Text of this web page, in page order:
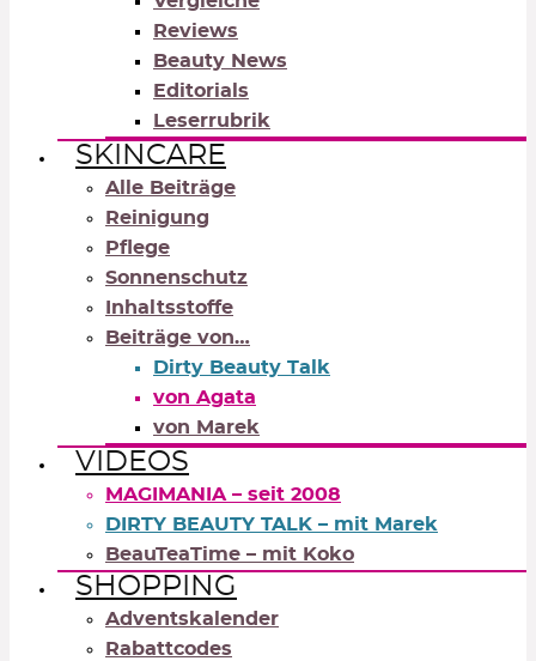
Reviews
Beauty News
Editorials
Leserrubrik
SKINCARE
Alle Beiträge
Reinigung
Pflege
Sonnenschutz
Inhaltsstoffe
Beiträge von…
Dirty Beauty Talk
von Agata
von Marek
VIDEOS
MAGIMANIA – seit 2008
DIRTY BEAUTY TALK – mit Marek
BeauTeaTime – mit Koko
SHOPPING
Adventskalender
Rabattcodes